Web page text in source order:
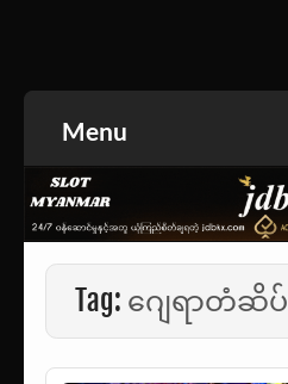
ဝတ္ထုတို
Menu
Tag: ဂျေရာတံဆိပ်